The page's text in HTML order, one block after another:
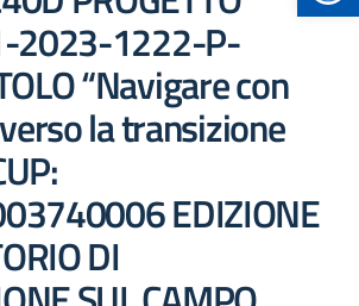
2023-1222-P-
“Navigare con
la transizione
EDIZIONE
DI